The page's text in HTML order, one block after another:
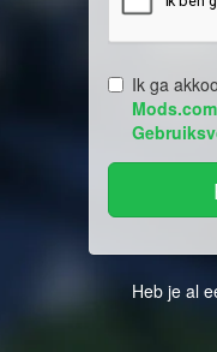
Ik ga
Heb je al